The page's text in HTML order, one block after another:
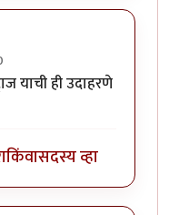
याची ही उदाहरणे
किंवासदस्य व्हा